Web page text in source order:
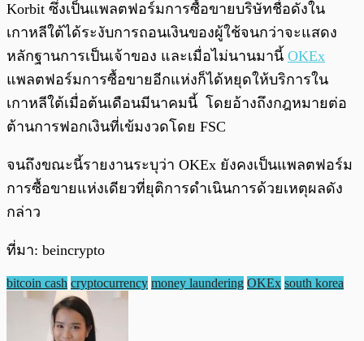
Korbit ซึ่งเป็นแพลตฟอร์มการซื้อขายบริษัทชื่อดังใน
เกาหลีใต้ได้ระงับการถอนเงินของผู้ใช้จนกว่าจะแสดง
หลักฐานการเป็นเจ้าของ และเมื่อไม่นานมานี้ OKEx
แพลตฟอร์มการซื้อขายอีกแห่งก็ได้หยุดให้บริการใน
เกาหลีใต้เมื่อต้นเดือนมีนาคมนี้ โดยอ้างถึงกฎหมายต่อ
ต้านการฟอกเงินที่เข้มงวดโดย FSC
จนถึงขณะนี้รายงานระบุว่า OKEx ยังคงเป็นแพลตฟอร์ม
การซื้อขายแห่งเดียวที่ยุติการดำเนินการด้วยเหตุผลดัง
กล่าว
ที่มา: beincrypto
bitcoin cash cryptocurrency money laundering OKEx south korea